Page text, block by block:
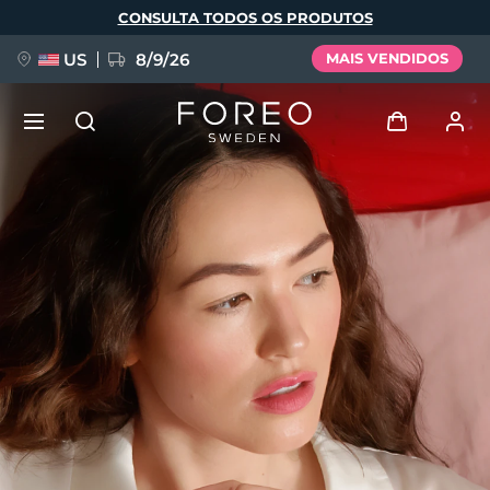
principal
CONSULTA TODOS OS PRODUTOS
US 8/9/26 MAIS VENDIDOS
Entrar
Perfil de usuário
Meus aparelhos
Meus pedidos
Meus endereços
As minhas subscrições
NOVIDADE
FAQ™ Pure Beauty-Tech Elixir
BREAKING NEWS
issa™ Teeth Whitening Set
Idioma
English Deutsch
Español
Français
Português
Polski
Svenska
Русский
Türkçe
简体中文 繁體中文